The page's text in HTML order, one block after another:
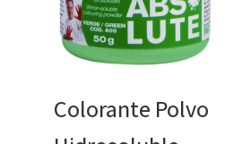
Colorante Polvo